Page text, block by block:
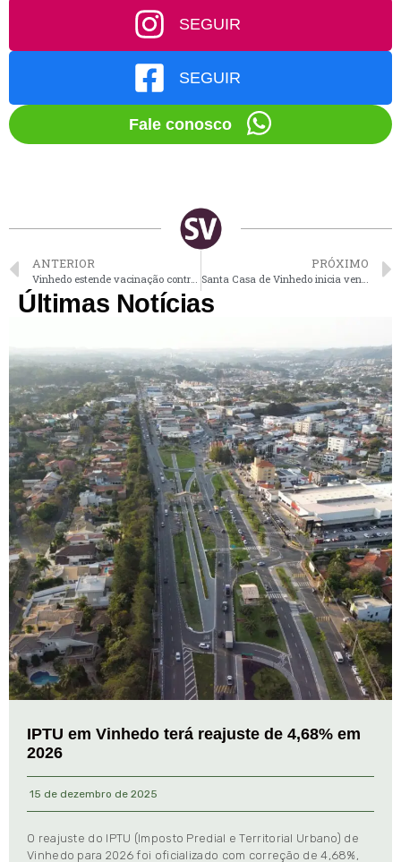
SEGUIR
SEGUIR
Fale conosco
ANTERIOR PRÓXIMO
Últimas Notícias
IPTU em Vinhedo terá reajuste de 4,68% em
2026
15 de dezembro de 2025
O reajuste do IPTU (Imposto Predial e Territorial Urbano) de
Vinhedo para 2026 foi oficializado com correção de 4,68%,